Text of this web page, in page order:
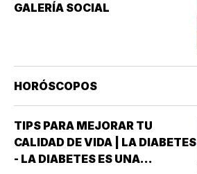
VENCER A LA MUERTE,
QUE EL ALIENTO ABANDONABA
UN CUERPO *CREÍAN QUE EL
GALERÍA SOCIAL
HORÓSCOPOS
TIPS PARA MEJORAR TU
CALIDAD DE VIDA | LA DIABETES
- LA DIABETES ES UNA